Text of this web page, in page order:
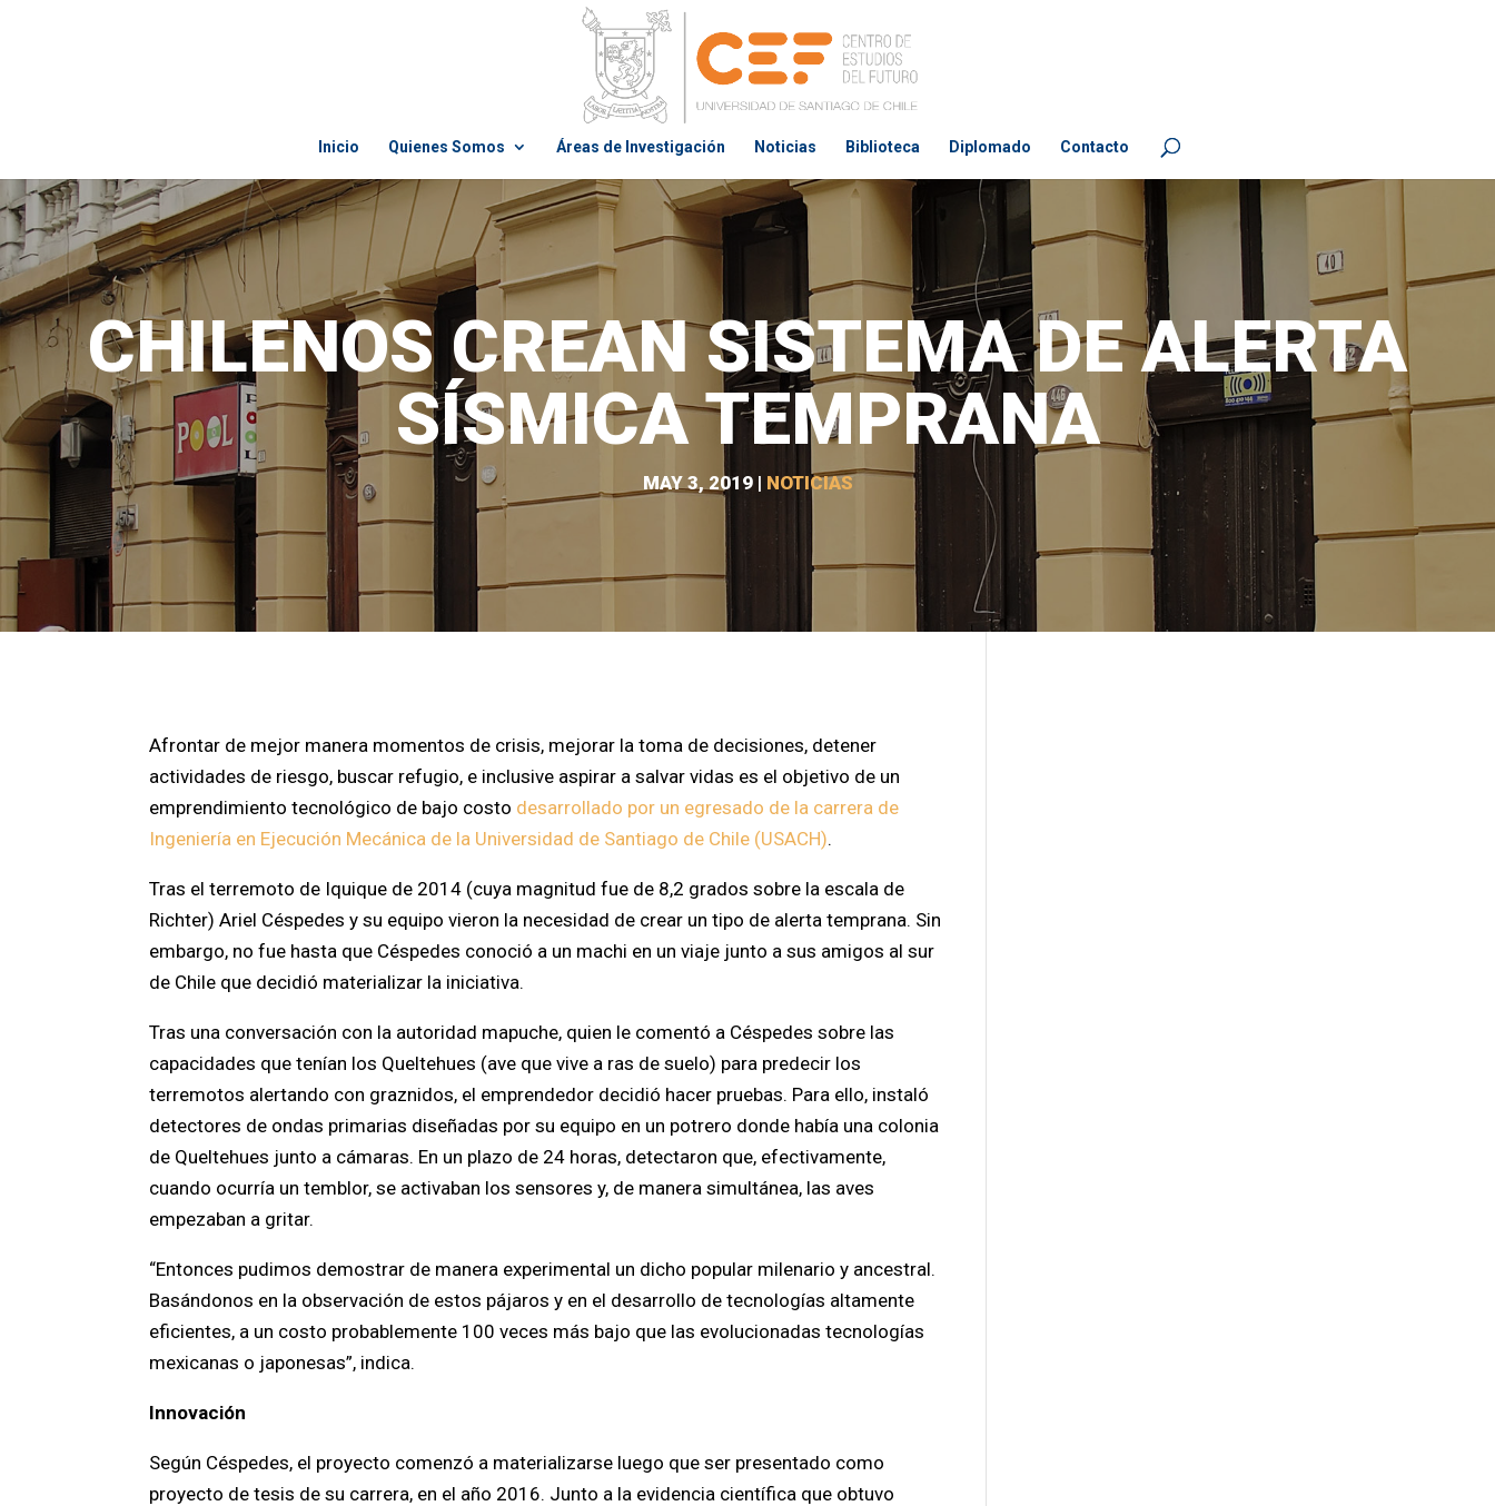
Inicio Quienes Somos Áreas de Investigación Noticias Biblioteca Diplomado Contacto
CHILENOS CREAN SISTEMA DE ALERTA
SÍSMICA TEMPRANA
MAY 3, 2019| NOTICIAS
Afrontar de mejor manera momentos de crisis, mejorar la toma de decisiones, detener
actividades de riesgo, buscar refugio, e inclusive aspirar a salvar vidas es el objetivo de un
emprendimiento tecnológico de bajo costo desarrollado por un egresado de la carrera de
Ingeniería en Ejecución Mecánica de la Universidad de Santiago de Chile (USACH).
Tras el terremoto de Iquique de 2014 (cuya magnitud fue de 8,2 grados sobre la escala de
Richter) Ariel Céspedes y su equipo vieron la necesidad de crear un tipo de alerta temprana. Sin
embargo, no fue hasta que Céspedes conoció a un machi en un viaje junto a sus amigos al sur
de Chile que decidió materializar la iniciativa.
Tras una conversación con la autoridad mapuche, quien le comentó a Céspedes sobre las
capacidades que tenían los Queltehues (ave que vive a ras de suelo) para predecir los
terremotos alertando con graznidos, el emprendedor decidió hacer pruebas. Para ello, instaló
detectores de ondas primarias diseñadas por su equipo en un potrero donde había una colonia
de Queltehues junto a cámaras. En un plazo de 24 horas, detectaron que, efectivamente,
cuando ocurría un temblor, se activaban los sensores y, de manera simultánea, las aves
empezaban a gritar.
“Entonces pudimos demostrar de manera experimental un dicho popular milenario y ancestral.
Basándonos en la observación de estos pájaros y en el desarrollo de tecnologías altamente
eficientes, a un costo probablemente 100 veces más bajo que las evolucionadas tecnologías
mexicanas o japonesas”, indica.
Innovación
Según Céspedes, el proyecto comenzó a materializarse luego que ser presentado como
proyecto de tesis de su carrera, en el año 2016. Junto a la evidencia científica que obtuvo